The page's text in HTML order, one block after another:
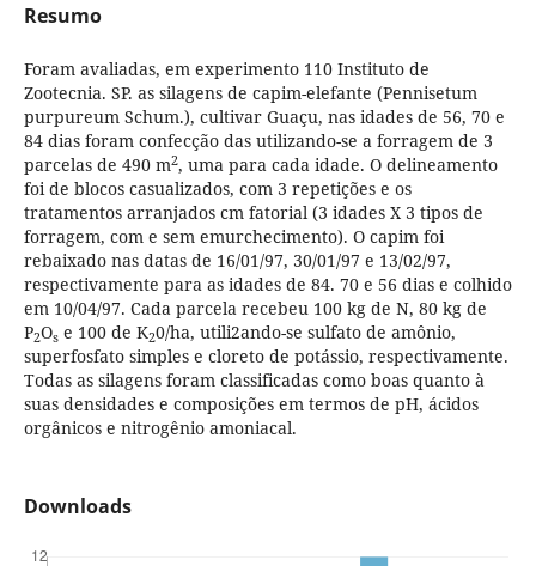
Resumo
Foram avaliadas, em experimento 110 Instituto de
Zootecnia. SP. as silagens de capim-elefante (Pennisetum
purpureum Schum.), cultivar Guaçu, nas idades de 56, 70 e
84 dias foram confecção das utilizando-se a forragem de 3
parcelas de 490 m2, uma para cada idade. O delineamento
foi de blocos casualizados, com 3 repetições e os
tratamentos arranjados cm fatorial (3 idades X 3 tipos de
forragem, com e sem emurchecimento). O capim foi
rebaixado nas datas de 16/01/97, 30/01/97 e 13/02/97,
respectivamente para as idades de 84. 70 e 56 dias e colhido
em 10/04/97. Cada parcela recebeu 100 kg de N, 80 kg de
P2Ose 100 de K20/ha, utili2ando-se sulfato de amônio,
superfosfato simples e cloreto de potássio, respectivamente.
Todas as silagens foram classificadas como boas quanto à
suas densidades e composições em termos de pH, ácidos
orgânicos e nitrogênio amoniacal.
Downloads